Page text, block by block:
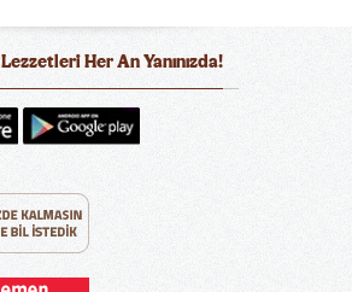
Lezzetleri Her An Yanınızda!